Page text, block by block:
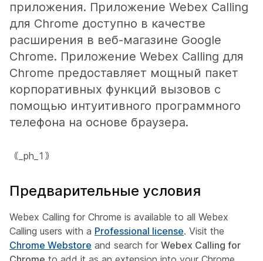
приложения. Приложение Webex Calling
для Chrome доступно в качестве
расширения в веб-магазине Google
Chrome. Приложение Webex Calling для
Chrome предоставляет мощный пакет
корпоративных функций вызовов с
помощью интуитивного программного
телефона на основе браузера.
｟_ph_1｠
Предварительные условия
Webex Calling for Chrome is available to all Webex
Calling users with a Professional license. Visit the
Chrome Webstore and search for Webex Calling for